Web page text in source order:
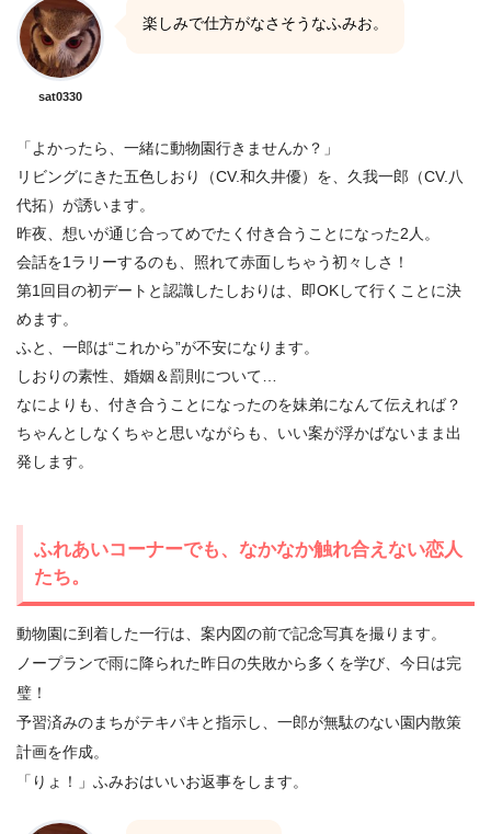
sat0330
楽しみで仕方がなさそうなふみお。
「よかったら、一緒に動物園行きませんか？」
リビングにきた五色しおり（CV.和久井優）を、久我一郎（CV.八
代拓）が誘います。
昨夜、想いが通じ合ってめでたく付き合うことになった2人。
会話を1ラリーするのも、照れて赤面しちゃう初々しさ！
第1回目の初デートと認識したしおりは、即OKして行くことに決
めます。
ふと、一郎は“これから”が不安になります。
しおりの素性、婚姻＆罰則について…
なによりも、付き合うことになったのを妹弟になんて伝えれば？
ちゃんとしなくちゃと思いながらも、いい案が浮かばないまま出
発します。
ふれあいコーナーでも、なかなか触れ合えない恋人
たち。
動物園に到着した一行は、案内図の前で記念写真を撮ります。
ノープランで雨に降られた昨日の失敗から多くを学び、今日は完
璧！
予習済みのまちがテキパキと指示し、一郎が無駄のない園内散策
計画を作成。
「りょ！」ふみおはいいお返事をします。